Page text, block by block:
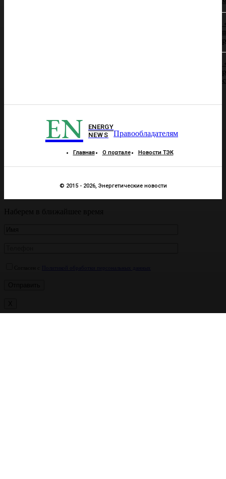
EN
ENERGY
NEWS
Правообладателям
Главная О портале Новости ТЭК
© 2015 - 2026, Энергетические новости
Наберем в ближайшее время